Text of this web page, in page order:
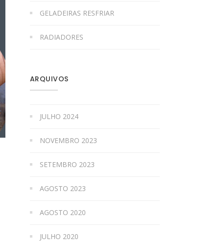
GELADEIRAS RESFRIAR
RADIADORES
ARQUIVOS
JULHO 2024
NOVEMBRO 2023
SETEMBRO 2023
AGOSTO 2023
AGOSTO 2020
JULHO 2020